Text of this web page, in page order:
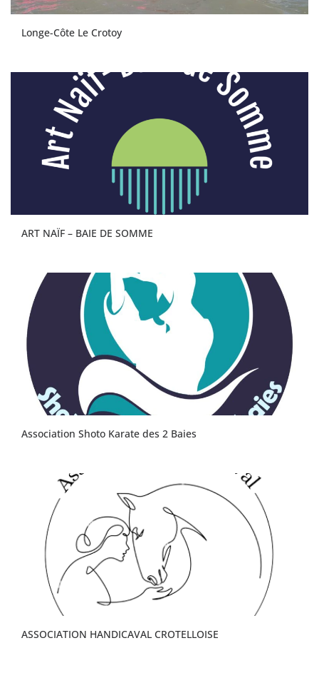
Longe-Côte Le Crotoy
ART NAÏF – BAIE DE SOMME
Association Shoto Karate des 2 Baies
ASSOCIATION HANDICAVAL CROTELLOISE